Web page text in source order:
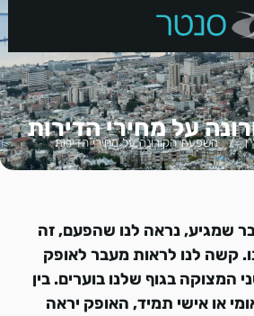
על מחירי הדירות /השפעת הקורונה על מחירי הדירות
שמגיע, נראה לנו שהפעם, זה
קשה לנו לראות מעבר לאופק
המצוקה בגוף שלנו בוערים. בין
או אישי תמיד, האופק יראה